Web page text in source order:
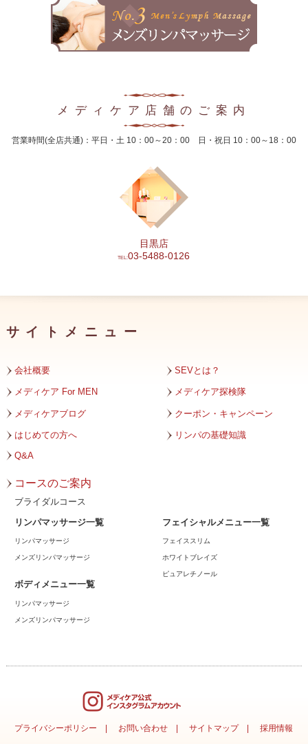
2024年11月
2024年10月
2024年7月
2024年6月
2023年11月
2023年10月
2023年9月
2023年8月
2023年5月
2023年4月
2023年3月
2023年2月
2022年11月
2022年9月
メディケア店舗のご案内
営業時間(全店共通)：平日・土 10：00～20：00 日・祝日 10：00～18：00
目黒店
TEL:03-5488-0126
サイトメニュー
会社概要 SEVとは？
メディケア For MEN メディケア探検隊
メディケアブログ クーポン・キャンペーン
はじめての方へ リンパの基礎知識
Q&A
コースのご案内
ブライダルコース
リンパマッサージ一覧
リンパマッサージ
メンズリンパマッサージ
フェイシャルメニュー一覧
フェイススリム
ホワイトブレイズ
ピュアレチノール
ボディメニュー一覧
リンパマッサージ
メンズリンパマッサージ
プライバシーポリシー お問い合わせ サイトマップ 採用情報